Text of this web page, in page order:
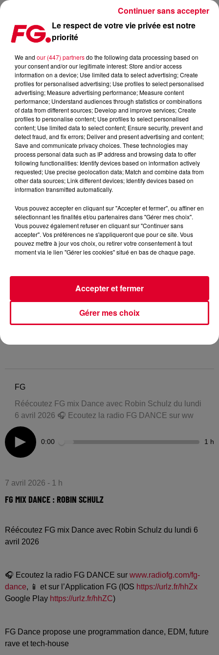
FG MIX DANCE : ROBIN SCHULZ
FG
Réécoutez FG mix Dance avec Robin Schulz du lundi
6 avril 2026 🎧 Ecoutez la radio FG DANCE sur ww
0:00 1 h
7 avril 2026 - 1 h
FG MIX DANCE : ROBIN SCHULZ
Réécoutez FG mix Dance avec Robin Schulz du lundi 6
avril 2026
🎧 Ecoutez la radio FG DANCE sur www.radiofg.com/fg-
dance, 📱 et sur l’Application FG (IOS https://urlz.fr/hhZx
Google Play https://urlz.fr/hhZC)
FG Dance propose une programmation dance, EDM, future
rave et tech-house
Le respect de votre vie privée est notre
priorité
We and our (447) partnersdo the following data processing based on
your consent and/or our legitimate interest: Store and/or access
information on a device; Use limited data to select advertising; Create
profiles for personalised advertising; Use profiles to select personalised
advertising; Measure advertising performance; Measure content
performance; Understand audiences through statistics or combinations
of data from different sources; Develop and improve services; Create
profiles to personalise content; Use profiles to select personalised
content; Use limited data to select content; Ensure security, prevent and
detect fraud, and fix errors; Deliver and present advertising and content;
Save and communicate privacy choices. These technologies may
process personal data such as IP address and browsing data to offer
following functionalities: Identify devices based on information actively
requested; Use precise geolocation data; Match and combine data from
other data sources; Link different devices; Identify devices based on
information transmitted automatically.
Vous pouvez accepter en cliquant sur "Accepter et fermer", ou affiner en
sélectionnant les finalités et/ou partenaires dans "Gérer mes choix".
Vous pouvez également refuser en cliquant sur "Continuer sans
accepter". Vos préférences ne s'appliqueront que pour ce site. Vous
pouvez mettre à jour vos choix, ou retirer votre consentement à tout
moment via le lien "Gérer les cookies" situé en bas de chaque page.
Gérer mes choix
Accepter et fermer
Continuer sans accepter